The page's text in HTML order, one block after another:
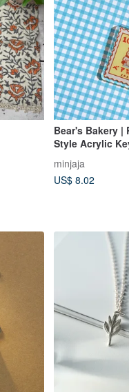
Bear's Bakery |
Style Acrylic
minjaja
US$ 8.02